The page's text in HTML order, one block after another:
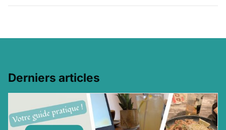
Derniers articles